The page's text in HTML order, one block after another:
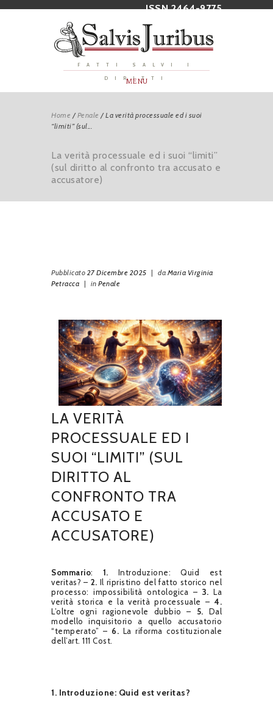
ISSN 2464-9775
FATTI SALVI I
DIRITTI
MENU
Home /Penale /La verità processuale ed i suoi
“limiti” (sul...
La verità processuale ed i suoi “limiti”
(sul diritto al confronto tra accusato e
accusatore)
Pubblicato 27 Dicembre 2025 | da Maria Virginia
Petracca | in Penale
LA VERITÀ
PROCESSUALE ED I
SUOI “LIMITI” (SUL
DIRITTO AL
CONFRONTO TRA
ACCUSATO E
ACCUSATORE)
Sommario: 1. Introduzione: Quid est
veritas? – 2. Il ripristino del fatto storico nel
processo: impossibilità ontologica – 3. La
verità storica e la verità processuale – 4.
L’oltre ogni ragionevole dubbio – 5. Dal
modello inquisitorio a quello accusatorio
“temperato” – 6. La riforma costituzionale
dell’art. 111 Cost.
1. Introduzione: Quid est veritas?